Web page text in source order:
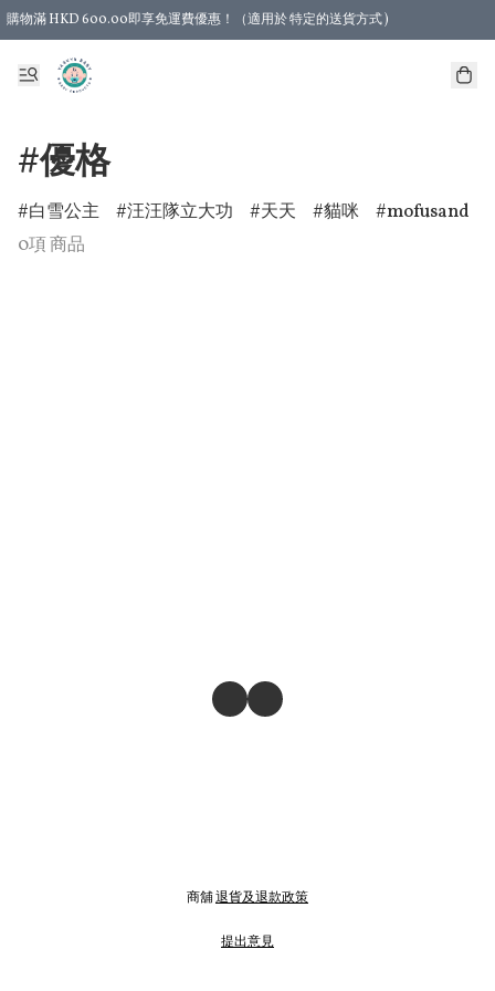
購物滿 HKD 600.00即享免運費優惠！（適用於 特定的送貨方式 )
#優格
白雪公主 汪汪隊立大功 天天 貓咪
mofusand
0項 商品
商舖退貨及退款政策
提出意見